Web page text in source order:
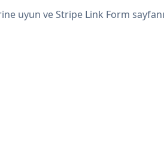
uyun ve Stripe Link Form